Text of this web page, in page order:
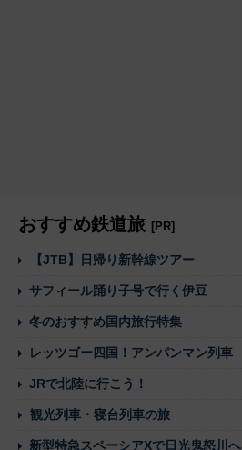
おすすめ鉄道旅 [PR]
【JTB】日帰り新幹線ツアー
サフィール踊り子号で行く伊豆
冬のおすすめ国内旅行特集
レッツゴー四国！アンパンマン列車
JRで北陸に行こう！
観光列車・寝台列車の旅
新型特急スペーシアXで日光鬼怒川へ